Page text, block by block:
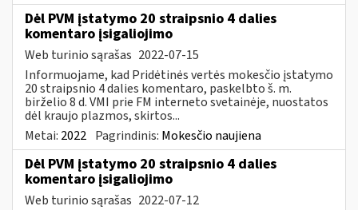
Dėl PVM įstatymo 20 straipsnio 4 dalies
komentaro įsigaliojimo
Web turinio sąrašas 2022-07-15
Informuojame, kad Pridėtinės vertės mokesčio įstatymo
20 straipsnio 4 dalies komentaro, paskelbto š. m.
birželio 8 d. VMI prie FM interneto svetainėje, nuostatos
dėl kraujo plazmos, skirtos...
Metai: 2022 Pagrindinis: Mokesčio naujiena
Dėl PVM įstatymo 20 straipsnio 4 dalies
komentaro įsigaliojimo
Web turinio sąrašas 2022-07-12